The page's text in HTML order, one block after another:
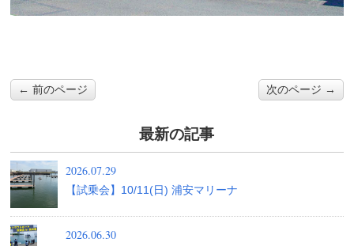
← 前のページ 次のページ →
最新の記事
2026.07.29
【試乗会】10/11(日) 浦安マリーナ
2026.06.30